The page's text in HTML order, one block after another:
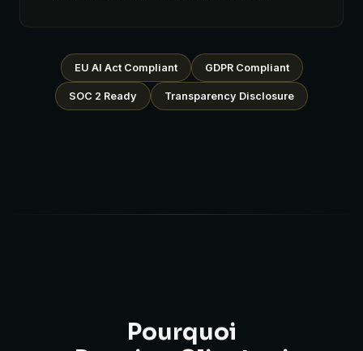
EU AI Act Compliant GDPR Compliant
SOC 2 Ready Transparency Disclosure
Pourquoi